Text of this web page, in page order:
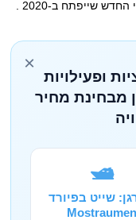
שייפתח ב-2020 .
×
ופעילויות
מבחינת מחיר
🛥️
שייט בפיורד
Mostraumen